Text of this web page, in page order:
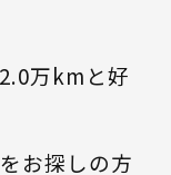
万kmと好
お探しの方